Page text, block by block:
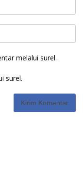
melalui surel.
surel.